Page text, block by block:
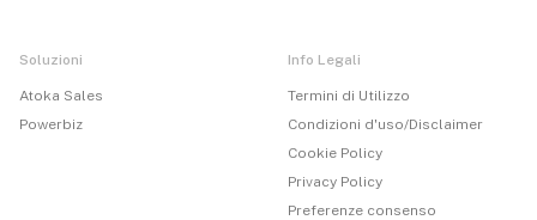
Soluzioni
Atoka Sales
Powerbiz
Info Legali
Termini di Utilizzo
Condizioni d'uso/Disclaimer
Cookie Policy
Privacy Policy
Preferenze consenso